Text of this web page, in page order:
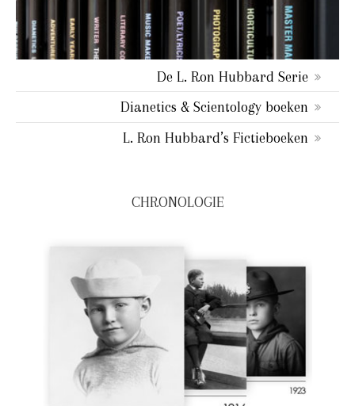
De L. Ron Hubbard Serie
Dianetics & Scientology boeken
L. Ron Hubbard’s Fictieboeken
CHRONOLOGIE